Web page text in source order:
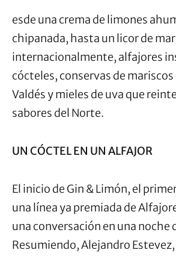
esde una crema de limones
chipanada, hasta un licor de
internacionalmente, alfajores
cócteles, conservas de
Valdés y mieles de uva que
sabores del Norte.
UN CÓCTEL EN UN ALFAJOR
El inicio de Gin & Limón, el
una línea ya premiada de
una conversación en una noche
Resumiendo, Alejandro